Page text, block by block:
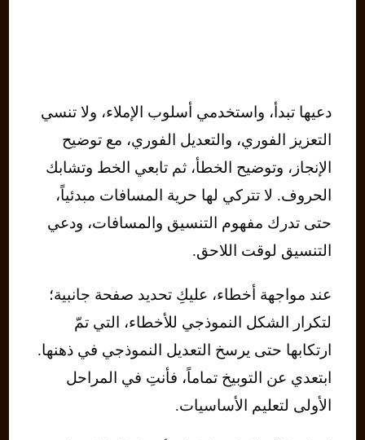
دعيها تبدأ، واستخدمي أسلوب الإملاء، ولا تنسي
التعزيز الفوري، والتعديل الفوري، مع توضيح
الإنجاز، وتوضيح الخطأ، ثم تابعي الخط وتشابك
الحروف. لا تتركي لها حرية المسافات مبدئياً،
حتى تدرك مفهوم التنسيق والمسافات، ودعي
التنسيق لوقت اللاحق.
عند مواجهة أخطاء، عليكِ تحديد صفحة جانبية؛
لتكرار الشكل النموذجي للأخطاء، التي تمّ
ارتكابها حتى يرسخ التعديل النموذجي في ذهنها.
ابتعدي عن التوبيخ تماماً، فأنتِ في المراحل
الأولى لتعليم الأساسيات.